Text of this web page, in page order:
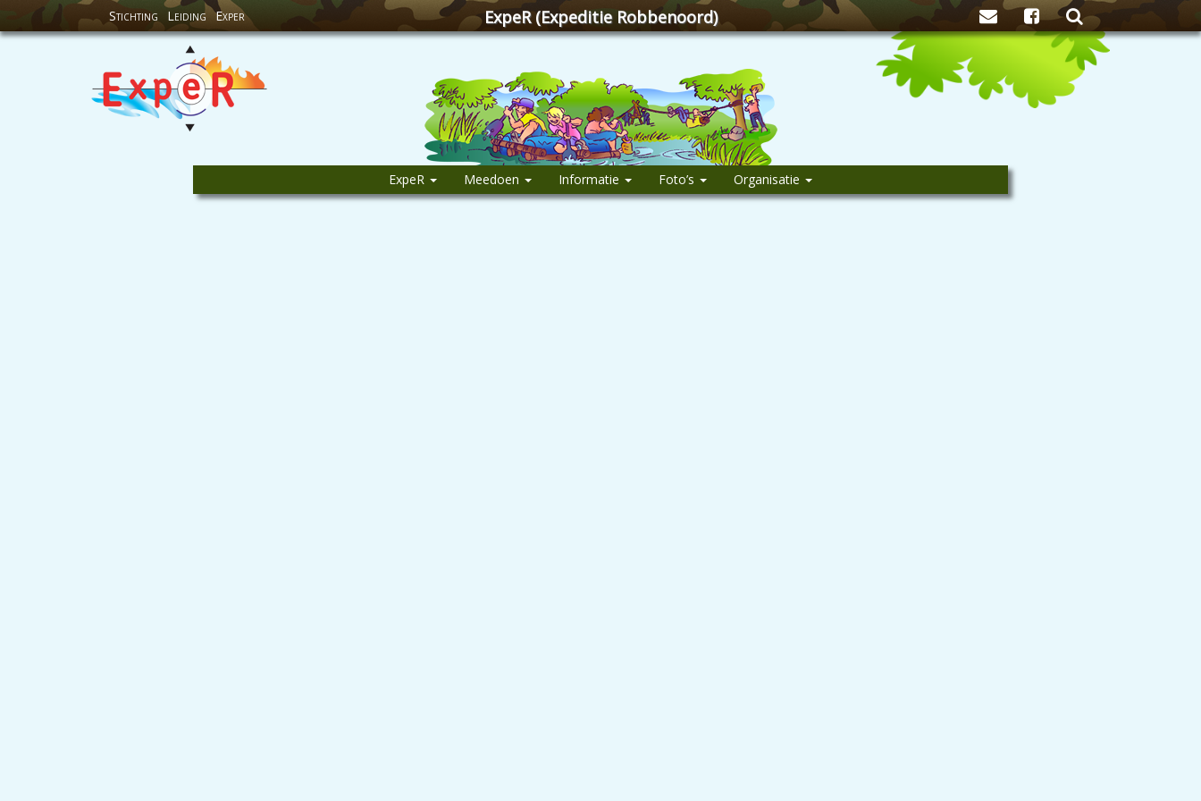
Stichting Leiding Exper ExpeR (Expeditie Robbenoord)
Zoeken
ExpeR Meedoen Informatie Foto’s Organisatie